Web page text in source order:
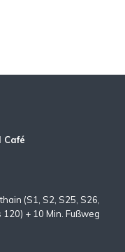
Café
(S1, S2, S25, S26,
+ 10 Min. Fußweg